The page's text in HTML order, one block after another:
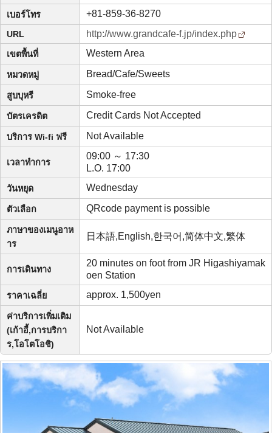
เบอร์โทร +81-859-36-8270
URL http://www.grandcafe-f.jp/index.php
เขตพื้นที่ Western Area
หมวดหมู่ Bread/Cafe/Sweets
สูบบุหรี Smoke-free
บัตรเครดิต Credit Cards Not Accepted
บริการ Wi-fi ฟรี Not Available
เวลาทำการ
09:00 ～ 17:30
L.O. 17:00
วันหยุด Wednesday
ตัวเลือก QRcode payment is possible
ภาษาของเมนูอาห
าร
日本語,English,한국어,简体中文,繁体
การเดินทาง
20 minutes on foot from JR Higashiyamak
oen Station
ราคาเฉลี่ย approx. 1,500yen
ค่าบริการเพิ่มเติม
(เก้าอี้,การบริกา
ร,โอโตโอชิ)
Not Available